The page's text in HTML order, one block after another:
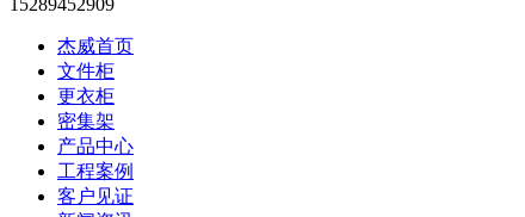
杰威首页
文件柜
更衣柜
密集架
产品中心
工程案例
客户见证